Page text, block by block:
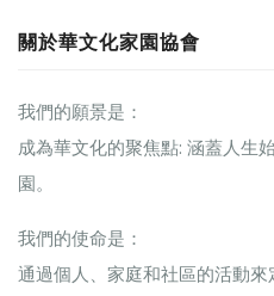
關於華文化家園協會
我們的願景是：
成為華文化的聚焦點: 涵蓋人生
園。
我們的使命是：
通過個人、家庭和社區的活動